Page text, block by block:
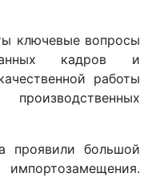
ключевые вопросы
кадров и
работы
проявили большой